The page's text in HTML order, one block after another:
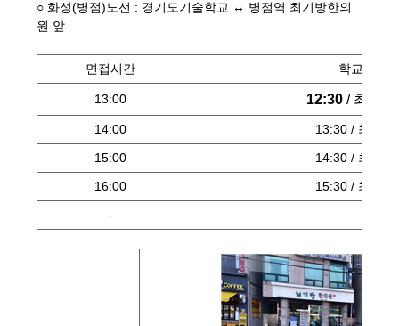
○ 화성(병점)노선 : 경기도기술학교 ↔ 병점역 최기방한의
원 앞
면접시간 학교방향
13:00 12:30 / 최기
14:00 13:30 / 최기방
15:00 14:30 / 최기방
16:00 15:30 / 최기방
-